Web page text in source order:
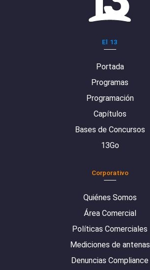
El 13
Portada
Programas
Programación
Capítulos
Bases de Concursos
13Go
Corporativo
Quiénes Somos
Área Comercial
Políticas Comerciales
Mediciones de antenas
Denuncias Compliance